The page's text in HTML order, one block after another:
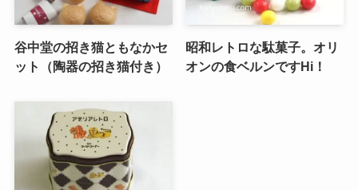
谷中堂の招き猫ともなかセ
ット（陶器の招き猫付き）
昭和レトロな駄菓子。オリ
オンの食ベルンですHi！